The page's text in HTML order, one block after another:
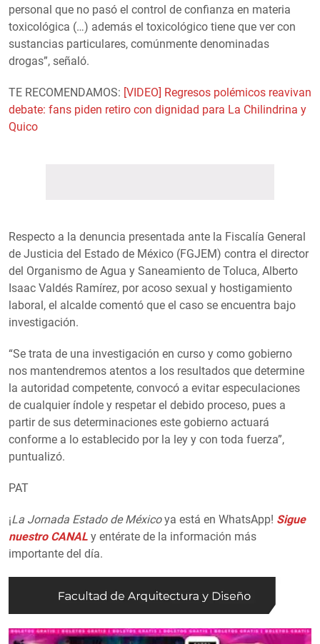
personal que no pasó el control de confianza en materia
toxicológica (…) además el toxicológico tiene que ver con
sustancias particulares, comúnmente denominadas
drogas”, señaló.
TE RECOMENDAMOS: [VIDEO] Regresos polémicos reavivan
debate: fans piden retiro con dignidad para La Chilindrina y
Quico
Respecto a la denuncia presentada ante la Fiscalía General
de Justicia del Estado de México (FGJEM) contra el director
del Organismo de Agua y Saneamiento de Toluca, Alberto
Isaac Valdés Ramírez, por acoso sexual y hostigamiento
laboral, el alcalde comentó que el caso se encuentra bajo
investigación.
“Se trata de una investigación en curso y como gobierno
nos mantendremos atentos a los resultados que determine
la autoridad competente, convocó a evitar especulaciones
de cualquier índole y respetar el debido proceso, pues a
partir de sus determinaciones este gobierno actuará
conforme a lo establecido por la ley y con toda fuerza”,
puntualizó.
PAT
¡La Jornada Estado de Méxicoya está en WhatsApp! Sigue
nuestro CANAL y entérate de la información más
importante del día.